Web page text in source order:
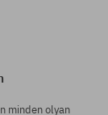
minden olyan